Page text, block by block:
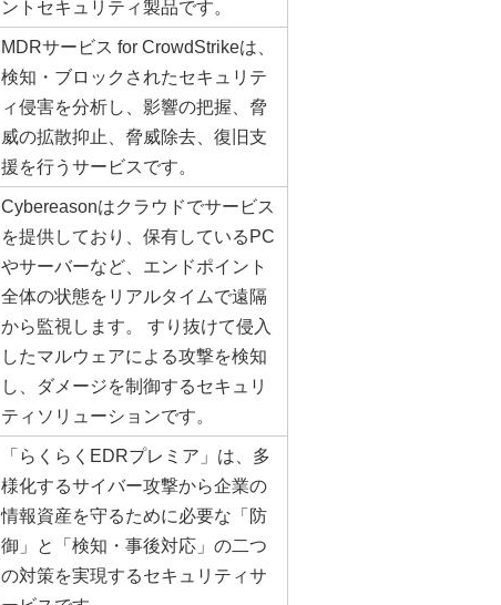
ントセキュリティ製品です。
MDRサービス for CrowdStrikeは、
検知・ブロックされたセキュリテ
ィ侵害を分析し、影響の把握、脅
威の拡散抑止、脅威除去、復旧支
援を行うサービスです。
Cybereasonはクラウドでサービス
を提供しており、保有しているPC
やサーバーなど、エンドポイント
全体の状態をリアルタイムで遠隔
から監視します。 すり抜けて侵入
したマルウェアによる攻撃を検知
し、ダメージを制御するセキュリ
ティソリューションです。
「らくらくEDRプレミア」は、多
様化するサイバー攻撃から企業の
情報資産を守るために必要な「防
御」と「検知・事後対応」の二つ
の対策を実現するセキュリティサ